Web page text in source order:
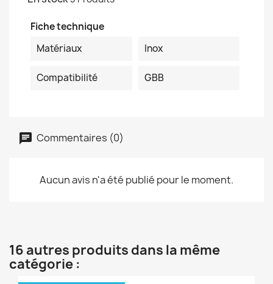
Fiche technique
Matériaux
Inox
Compatibilité GBB
Commentaires (0)
Aucun avis n'a été publié pour le moment.
16 autres produits dans la même
catégorie :